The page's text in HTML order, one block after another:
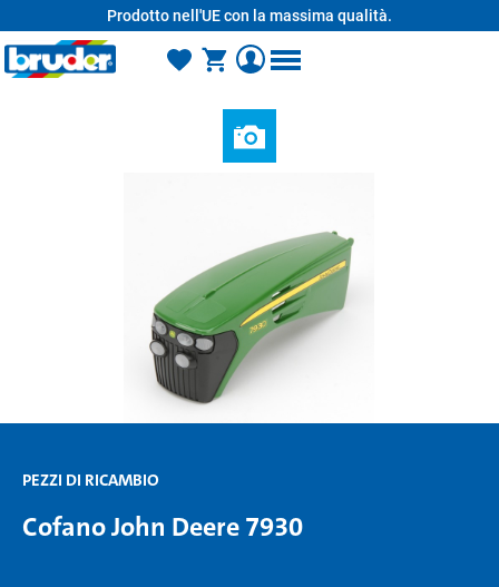
Prodotto nell'UE con la massima qualità.
PEZZI DI RICAMBIO
Cofano John Deere 7930